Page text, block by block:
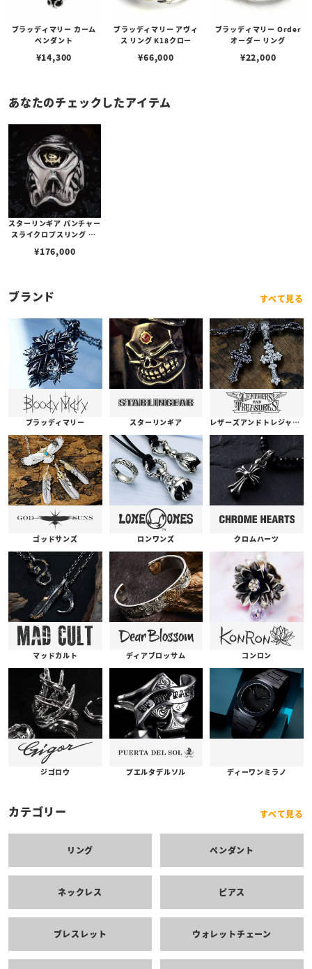
ブラッディマリー カーム
ペンダント
¥14,300
ブラッディマリー アヴィ
ス リング K18クロー
¥66,000
ブラッディマリー Order
オーダー リング
¥22,000
あなたのチェックしたアイテム
スターリンギア パンチャー
スライクロプスリング w/
¥176,000
ブランド すべて見る
ブラッディマリー スターリンギア レザーズアンドトレジャーズ
ゴッドサンズ ロンワンズ クロムハーツ
マッドカルト ディアブロッサム コンロン
ジゴロウ プエルタデルソル ディーワンミラノ
カテゴリー すべて見る
リング ペンダント
ネックレス ピアス
ブレスレット ウォレットチェーン